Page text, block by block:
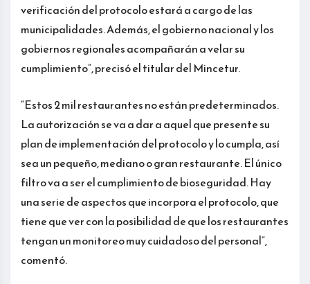
verificación del protocolo estará a cargo de las
municipalidades. Además, el gobierno nacional y los
gobiernos regionales acompañarán a velar su
cumplimiento”, precisó el titular del Mincetur.
“Estos 2 mil restaurantes no están predeterminados.
La autorización se va a dar a aquel que presente su
plan de implementación del protocolo y lo cumpla, así
sea un pequeño, mediano o gran restaurante. El único
filtro va a ser el cumplimiento de bioseguridad. Hay
una serie de aspectos que incorpora el protocolo, que
tiene que ver con la posibilidad de que los restaurantes
tengan un monitoreo muy cuidadoso del personal”,
comentó.